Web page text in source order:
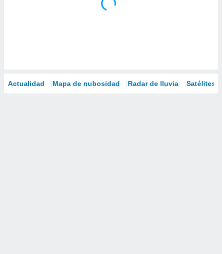
Actualidad Mapa de nubosidad Radar de lluvia Satélites